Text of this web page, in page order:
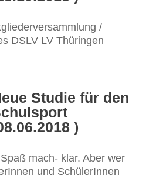
/
DSLV LV Thüringen
Studie für den
)
mach- klar. Aber wer
und SchülerInnen